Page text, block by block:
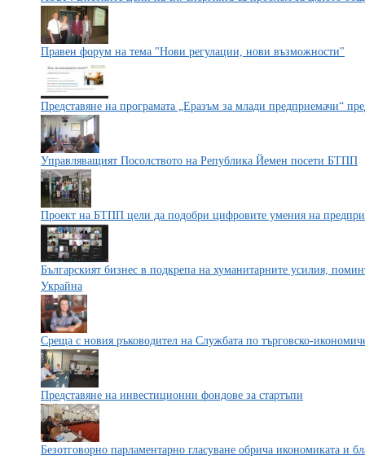
Правен форум на тема "Нови регулации, нови възможности"
Представяне на програмата „Еразъм за млади предприемачи“
Управляващият Посолството на Република Йемен посети БТПП
Проект на БТПП цели да подобри цифровите умения на
Българският бизнес в подкрепа на хуманитарните усилия,
Украйна
Среща с новия ръководител на Службата по търговско-
Представяне на инвестиционни фондове за стартъпи
Безотговорно парламентарно гласуване обрича икономиката и